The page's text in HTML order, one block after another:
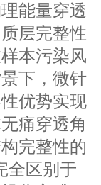
能量穿透
层完整性
本污染风
下，微针
优势实现
痛穿透角
完整性的
全区别于